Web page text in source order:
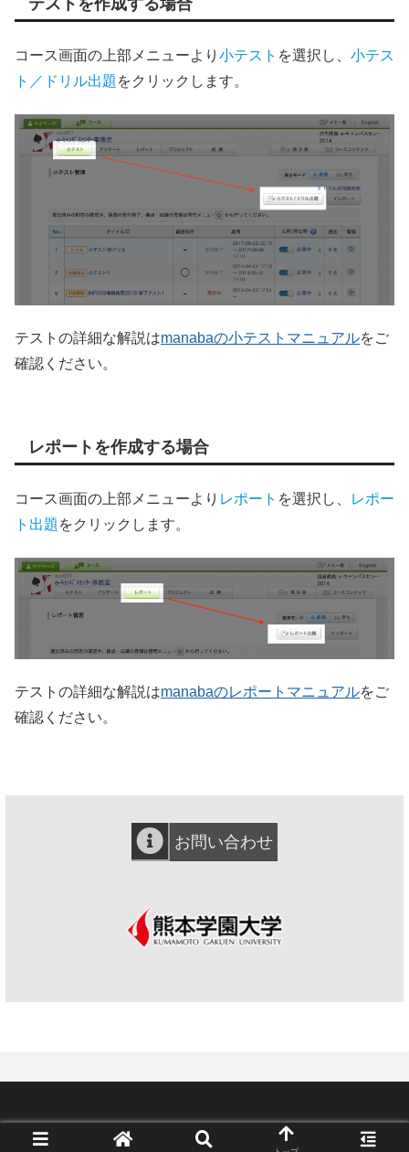
テストを作成する場合
コース画面の上部メニューより 小テスト を選択し、 小テス
ト／ドリル出題 をクリックします。
テストの詳細な解説はmanabaの小テストマニュアルをご
確認ください。
レポートを作成する場合
コース画面の上部メニューより レポート を選択し、
レポー
ト出題 をクリックします。
テストの詳細な解説はmanabaのレポートマニュアルをご
確認ください。
お問い合わせ
© 2018 熊本学園大学 e-キャンパスセンター.